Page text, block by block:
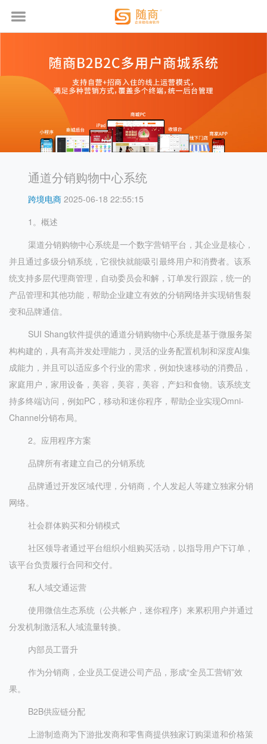
通道分销购物中心系统
跨境电商 2025-06-18 22:55:15
1。概述
渠道分销购物中心系统是一个数字营销平台，其企业是核心，
并且通过多级分销系统，它很快就能吸引最终用户和消费者。该系
统支持多层代理商管理，自动委员会和解，订单发行跟踪，统一的
产品管理和其他功能，帮助企业建立有效的分销网络并实现销售裂
变和品牌通信。
SUI Shang软件提供的通道分销购物中心系统是基于微服务架
构构建的，具有高并发处理能力，灵活的业务配置机制和深度AI集
成能力，并且可以适应多个行业的需求，例如快速移动的消费品，
家庭用户，家用设备，美容，美容，美容，产妇和食物。该系统支
持多终端访问，例如PC，移动和迷你程序，帮助企业实现Omni-
Channel分销布局。
2。应用程序方案
品牌所有者建立自己的分销系统
品牌通过开发区域代理，分销商，个人发起人等建立独家分销
网络。
社会群体购买和分销模式
社区领导者通过平台组织小组购买活动，以指导用户下订单，
该平台负责履行合同和交付。
私人域交通运营
使用微信生态系统（公共帐户，迷你程序）来累积用户并通过
分发机制激活私人域流量转换。
内部员工晋升
作为分销商，企业员工促进公司产品，形成“全员工营销”效
果。
B2B供应链分配
上游制造商为下游批发商和零售商提供独家订购渠道和价格策